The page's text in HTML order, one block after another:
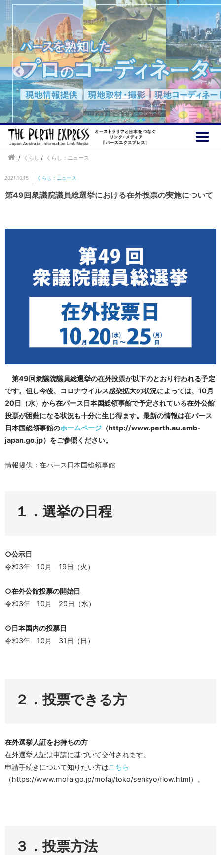
/ くらし / くらし：ニュース
2021.10.15 くらし：ニュース
第49回衆議院議員総選挙における在外投票の実施について
第49回衆議院議員総選挙の在外投票が以下のとおり行われる予定
です。但し今後、コロナウイルス感染拡大の状況によっては、10月
20日（水）から在パース日本国総領事館で予定されている在外公館
投票が困難になる状況も十分に生じ得ます。最新の情報は在パース
日本国総領事館のホームページ （http://www.perth.au.emb-
japan.go.jp）をご参照ください。
情報提供：在パース日本国総領事館
１．選挙の日程
○公示日
令和3年 10月 19日（火）
○在外公館投票の開始日
令和3年 10月 20日（水）
○日本国内の投票日
令和3年 10月 31日（日）
２．投票できる方
在外選挙人証をお持ちの方
在外選挙人証は申請に基づいて交付されます。
申請手続きについて知りたい方はこちら
（https://www.mofa.go.jp/mofaj/toko/senkyo/flow.html）。
３．投票方法